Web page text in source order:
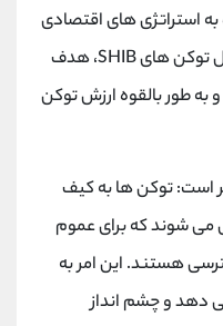
استراتژی‌ های اقتصادی
را برجسته می‌کند. با کاهش عرضه کل توکن‌ های SHIB، هدف
به طور بالقوه ارزش توکن
است: توکن‌ ها به کیف
می ‌شوند که برای عموم
هستند. این امر به
دهد و چشم انداز